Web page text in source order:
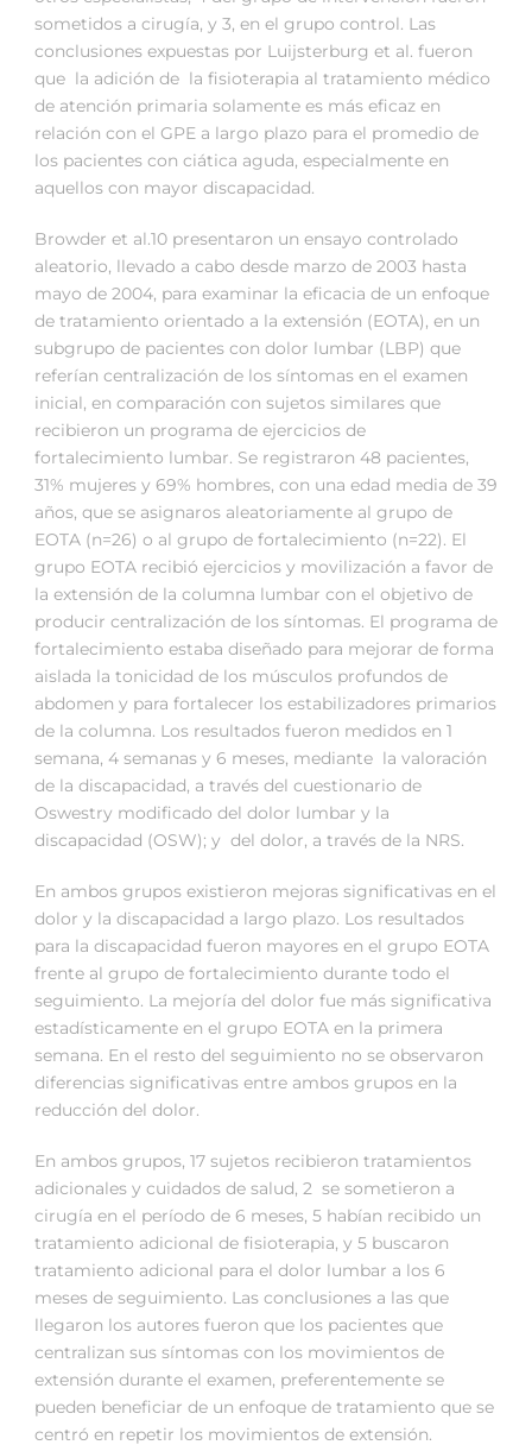
sometidos a cirugía, y 3, en el grupo control. Las
conclusiones expuestas por Luijsterburg et al. fueron
que la adición de la fisioterapia al tratamiento médico
de atención primaria solamente es más eficaz en
relación con el GPE a largo plazo para el promedio de
los pacientes con ciática aguda, especialmente en
aquellos con mayor discapacidad.
Browder et al.10 presentaron un ensayo controlado
aleatorio, llevado a cabo desde marzo de 2003 hasta
mayo de 2004, para examinar la eficacia de un enfoque
de tratamiento orientado a la extensión (EOTA), en un
subgrupo de pacientes con dolor lumbar (LBP) que
referían centralización de los síntomas en el examen
inicial, en comparación con sujetos similares que
recibieron un programa de ejercicios de
fortalecimiento lumbar. Se registraron 48 pacientes,
31% mujeres y 69% hombres, con una edad media de 39
años, que se asignaros aleatoriamente al grupo de
EOTA (n=26) o al grupo de fortalecimiento (n=22). El
grupo EOTA recibió ejercicios y movilización a favor de
la extensión de la columna lumbar con el objetivo de
producir centralización de los síntomas. El programa de
fortalecimiento estaba diseñado para mejorar de forma
aislada la tonicidad de los músculos profundos de
abdomen y para fortalecer los estabilizadores primarios
de la columna. Los resultados fueron medidos en 1
semana, 4 semanas y 6 meses, mediante la valoración
de la discapacidad, a través del cuestionario de
Oswestry modificado del dolor lumbar y la
discapacidad (OSW); y del dolor, a través de la NRS.
En ambos grupos existieron mejoras significativas en el
dolor y la discapacidad a largo plazo. Los resultados
para la discapacidad fueron mayores en el grupo EOTA
frente al grupo de fortalecimiento durante todo el
seguimiento. La mejoría del dolor fue más significativa
estadísticamente en el grupo EOTA en la primera
semana. En el resto del seguimiento no se observaron
diferencias significativas entre ambos grupos en la
reducción del dolor.
En ambos grupos, 17 sujetos recibieron tratamientos
adicionales y cuidados de salud, 2 se sometieron a
cirugía en el período de 6 meses, 5 habían recibido un
tratamiento adicional de fisioterapia, y 5 buscaron
tratamiento adicional para el dolor lumbar a los 6
meses de seguimiento. Las conclusiones a las que
llegaron los autores fueron que los pacientes que
centralizan sus síntomas con los movimientos de
extensión durante el examen, preferentemente se
pueden beneficiar de un enfoque de tratamiento que se
centró en repetir los movimientos de extensión.